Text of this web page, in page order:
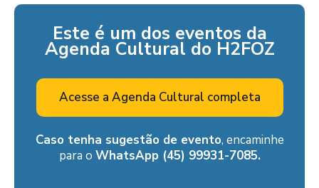
Este é um dos eventos da
Agenda Cultural do H2FOZ
Acesse a Agenda Cultural completa
Caso tenha sugestão de evento, encaminhe
para o WhatsApp (45) 99931-7085.